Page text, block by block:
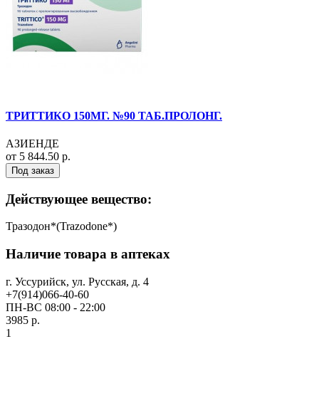
ТРИТТИКО 150МГ. №90 ТАБ.ПРОЛОНГ.
АЗИЕНДЕ
от 5 844.50 р.
Под заказ
Действующее вещество:
Тразодон*(Trazodone*)
Наличие товара в аптеках
г. Уссурийск, ул. Русская, д. 4
+7(914)066-40-60
ПН-ВС 08:00 - 22:00
3985 р.
1